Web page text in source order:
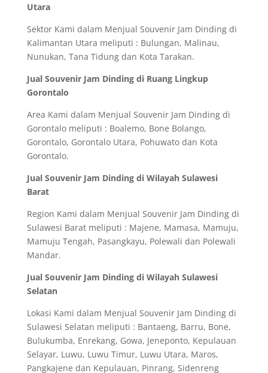
Utara
Sektor Kami dalam Menjual Souvenir Jam Dinding di
Kalimantan Utara meliputi : Bulungan, Malinau,
Nunukan, Tana Tidung dan Kota Tarakan.
Jual Souvenir Jam Dinding di Ruang Lingkup
Gorontalo
Area Kami dalam Menjual Souvenir Jam Dinding di
Gorontalo meliputi : Boalemo, Bone Bolango,
Gorontalo, Gorontalo Utara, Pohuwato dan Kota
Gorontalo.
Jual Souvenir Jam Dinding di Wilayah Sulawesi
Barat
Region Kami dalam Menjual Souvenir Jam Dinding di
Sulawesi Barat meliputi : Majene, Mamasa, Mamuju,
Mamuju Tengah, Pasangkayu, Polewali dan Polewali
Mandar.
Jual Souvenir Jam Dinding di Wilayah Sulawesi
Selatan
Lokasi Kami dalam Menjual Souvenir Jam Dinding di
Sulawesi Selatan meliputi : Bantaeng, Barru, Bone,
Bulukumba, Enrekang, Gowa, Jeneponto, Kepulauan
Selayar, Luwu, Luwu Timur, Luwu Utara, Maros,
Pangkajene dan Kepulauan, Pinrang, Sidenreng